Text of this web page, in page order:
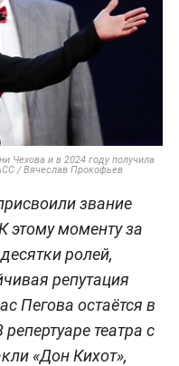
Чехова и в 2024 году получила
/ Вячеслав Прокофьев
звание
этому моменту за
ролей,
репутация
Пегова остаётся в
театра с
«Дон Кихот»,